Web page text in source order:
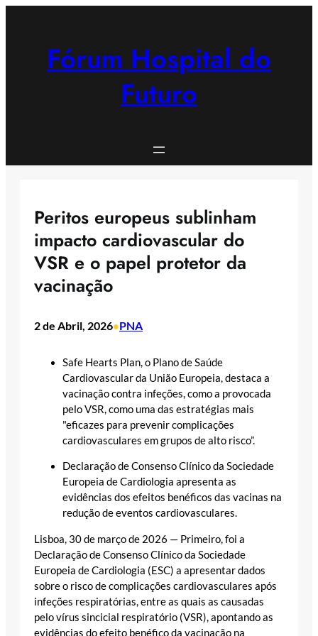
Fórum Hospital do
Futuro
Peritos europeus sublinham
impacto cardiovascular do
VSR e o papel protetor da
vacinação
2 de Abril, 2026•PNA
Safe Hearts Plan, o Plano de Saúde
Cardiovascular da União Europeia, destaca a
vacinação contra infeções, como a provocada
pelo VSR, como uma das estratégias mais
"eficazes para prevenir complicações
cardiovasculares em grupos de alto risco”.
Declaração de Consenso Clínico da Sociedade
Europeia de Cardiologia apresenta as
evidências dos efeitos benéficos das vacinas na
redução de eventos cardiovasculares.
Lisboa, 30 de março de 2026 — Primeiro, foi a
Declaração de Consenso Clínico da Sociedade
Europeia de Cardiologia (ESC) a apresentar dados
sobre o risco de complicações cardiovasculares após
infeções respiratórias, entre as quais as causadas
pelo vírus sincicial respiratório (VSR), apontando as
evidências do efeito benéfico da vacinação na